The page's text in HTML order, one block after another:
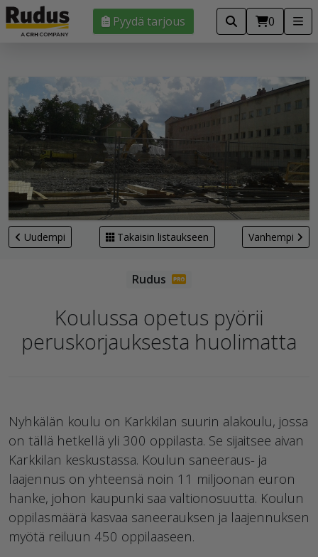
Pyydä tarjous 0
Uudempi Takaisin listaukseen Vanhempi
Koulussa opetus pyörii
peruskorjauksesta huolimatta
Nyhkälän koulu on Karkkilan suurin alakoulu, jossa
on tällä hetkellä yli 300 oppilasta. Se sijaitsee aivan
Karkkilan keskustassa. Koulun saneeraus- ja
laajennus on yhteensä noin 11 miljoonan euron
hanke, johon kaupunki saa valtionosuutta. Koulun
oppilasmäärä kasvaa saneerauksen ja laajennuksen
myötä reiluun 450 oppilaaseen.